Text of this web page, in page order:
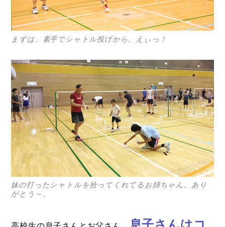
まずは、素手でシャトル投げから。えぃっ！
妹の打ったシャトルを拾ってくれてるお姉ちゃん。あり
がとう～。